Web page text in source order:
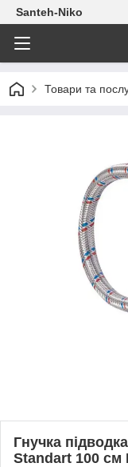
Santeh-Niko
Товари та
Гнучка
Standart 100 см